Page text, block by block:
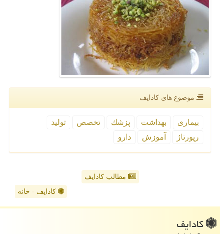
موضوع های كادایف
بیماری بهداشت پزشك تخصص
تولید
رپورتاژ
آموزش دارو
مطالب کادایف
کادایف - خانه
كادایف